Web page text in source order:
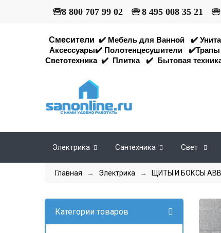
🕾8 800 707 99 02 🕾 8 495 008 35 21 🕾
Смесители ✔️ Мебель для Ванной ✔️
Аксессуары✔️ Полотенцесушители ✔️Трапы
Светотехника ✔️ Плитка ✔️ Бытовая
Электрика Сантехника Свет
Главная → Электрика → ЩИТЫ И БОКСЫ
Категории товаров